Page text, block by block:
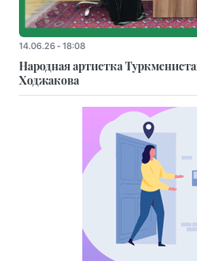
14.06.26 - 18:08
Народная артистка
Ходжакова